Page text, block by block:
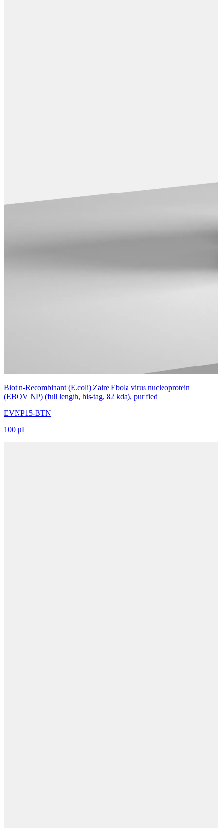
Biotin-Recombinant (E.coli) Zaire Ebola virus nucleoprotein
(EBOV NP) (full length, his-tag, 82 kda), purified
EVNP15-BTN
100 µL